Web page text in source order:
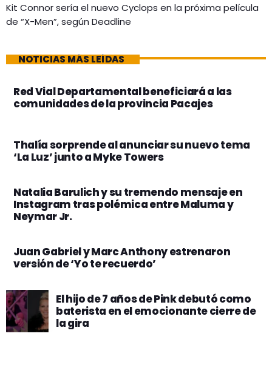
Kit Connor sería el nuevo Cyclops en la próxima película
de “X-Men”, según Deadline
NOTICIAS MÁS LEÍDAS
Red Vial Departamental beneficiará a las
comunidades de la provincia Pacajes
Thalía sorprende al anunciar su nuevo tema
‘La Luz’ junto a Myke Towers
Natalia Barulich y su tremendo mensaje en
Instagram tras polémica entre Maluma y
Neymar Jr.
Juan Gabriel y Marc Anthony estrenaron
versión de ‘Yo te recuerdo’
El hijo de 7 años de Pink debutó como
baterista en el emocionante cierre de
la gira